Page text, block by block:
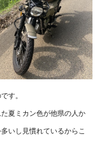
す。
夏ミカン色が他県の人か
いし見慣れているからこ